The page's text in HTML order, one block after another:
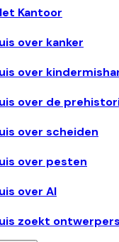
Kantoor
over kanker
over
over de
over scheiden
over pesten
over AI
zoekt ontwerpers